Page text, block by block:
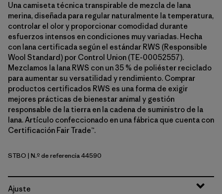
Una camiseta técnica transpirable de mezcla de lana
merina, diseñada para regular naturalmente la temperatura,
controlar el olor y proporcionar comodidad durante
esfuerzos intensos en condiciones muy variadas. Hecha
con lana certificada según el estándar RWS (Responsible
Wool Standard) por Control Union (TE-00052557).
Mezclamos la lana RWS con un 35 % de poliéster reciclado
para aumentar su versatilidad y rendimiento. Comprar
productos certificados RWS es una forma de exigir
mejores prácticas de bienestar animal y gestión
responsable de la tierra en la cadena de suministro de la
lana. Artículo confeccionado en una fábrica que cuenta con
Certificación Fair Trade™.
Strata Stripe: Bobcat Brown
STBO | N.º de referencia 44590
Ajuste